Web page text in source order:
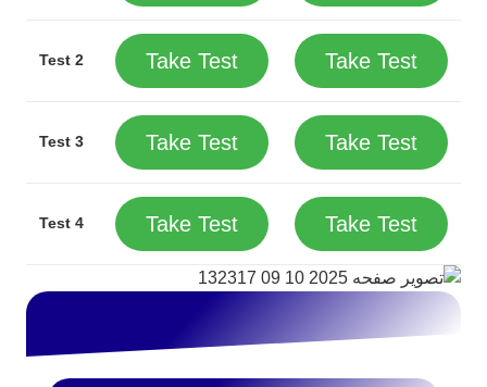
Test 2 Take Test Take Test
Test 3 Take Test Take Test
Test 4 Take Test Take Test